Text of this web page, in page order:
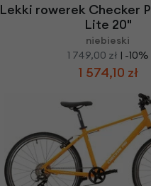
Lekki rowerek Checker
Lite 20"
niebieski
1 749,00 zł | -10%
1 574,10 zł